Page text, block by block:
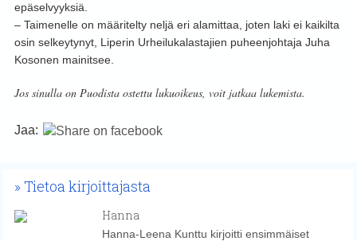
epäselvyyksiä.
– Taimenelle on määritelty neljä eri alamittaa, joten laki ei kaikilta
osin selkeytynyt, Liperin Urheilukalastajien puheenjohtaja Juha
Kosonen mainitsee.
Jos sinulla on Puodista ostettu lukuoikeus, voit jatkaa lukemista.
Jaa:
Tietoa kirjoittajasta
Hanna
Hanna-Leena Kunttu kirjoitti ensimmäiset